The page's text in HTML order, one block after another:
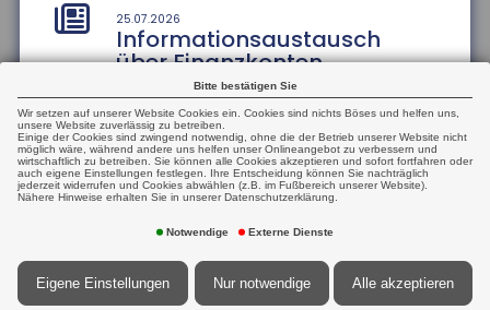
25.07.2026
Informationsaustausch
über Finanzkonten
Der internationale Informationsaustausch über
Finanzkonten soll ausgeweitet werden. Dazu
hat die Bundesregierung einen...
mehr...
25.07.2026
Prioritäten beim
Versicherungsschutz setzen
und regelmäßig prüfen
Ein Privathaushalt gibt im Schnitt 1.788 Euro pro
Jahr für Versicherungen aus ? ohne Lebens-,
Bitte bestätigen Sie
Wir setzen auf unserer Website Cookies ein. Cookies sind nichts Böses und helfen uns,
unsere Website zuverlässig zu betreiben.
Einige der Cookies sind zwingend notwendig, ohne die der Betrieb unserer Website nicht
möglich wäre, während andere uns helfen unser Onlineangebot zu verbessern und
wirtschaftlich zu betreiben. Sie können alle Cookies akzeptieren und sofort fortfahren oder
auch eigene Einstellungen festlegen. Ihre Entscheidung können Sie nachträglich
jederzeit widerrufen und Cookies abwählen (z.B. im Fußbereich unserer Website).
Nähere Hinweise erhalten Sie in unserer Datenschutzerklärung.
Notwendige Externe Dienste
Eigene Einstellungen Nur notwendige Alle akzeptieren
Ein Münchner musste trotz Wechsel in die gesetzliche
Krankenversicherung weiterhin Beiträge an seine
private Krankenvers...
21.07.2026
Tankrabatt entlastet
einkommensschwache
Familien besonders stark
Die Inflation in Deutschland ist im Juni 2026 auf 2,3
Prozent gesunken ? vor allem wegen nachlassender
mehr...